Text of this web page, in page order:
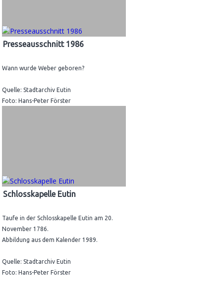
Presseausschnitt 1986
Wann wurde Weber geboren?
Quelle: Stadtarchiv Eutin
Foto: Hans-Peter Förster
Schlosskapelle Eutin
Taufe in der Schlosskapelle Eutin am 20.
November 1786.
Abbildung aus dem Kalender 1989.
Quelle: Stadtarchiv Eutin
Foto: Hans-Peter Förster